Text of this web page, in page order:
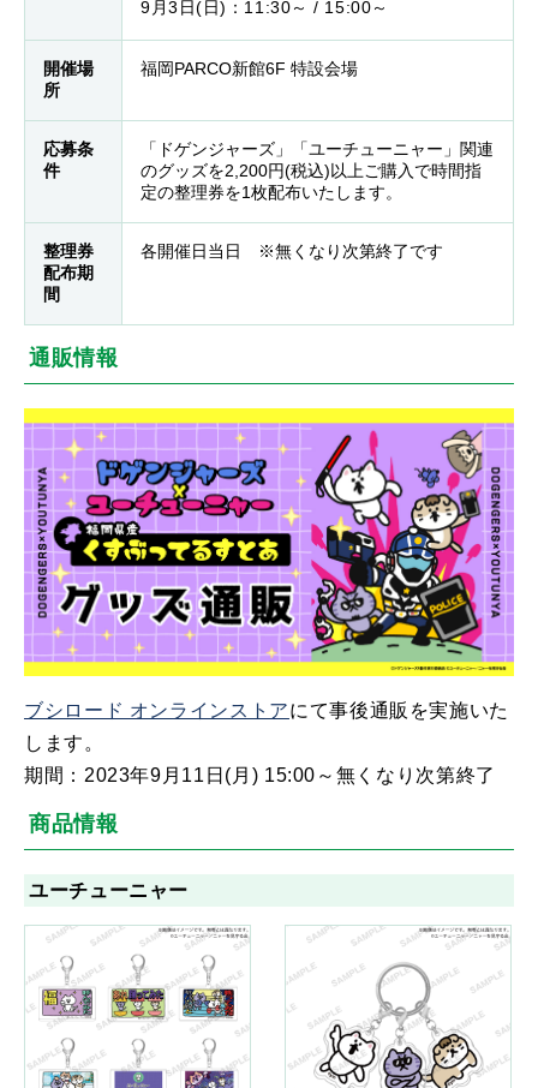
9月3日(日)：11:30～ / 15:00～
開催場
所
福岡PARCO新館6F 特設会場
応募条
件
「ドゲンジャーズ」「ユーチューニャー」関連
のグッズを2,200円(税込)以上ご購入で時間指
定の整理券を1枚配布いたします。
整理券
配布期
間
各開催日当日 ※無くなり次第終了です
通販情報
ブシロード オンラインストアにて事後通販を実施いた
します。
期間：2023年9月11日(月) 15:00～無くなり次第終了
商品情報
ユーチューニャー